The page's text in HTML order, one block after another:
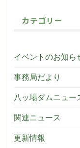
カテゴリー
イベントのお知ら
事務局だより
八ッ場ダムニュー
関連ニュース
更新情報